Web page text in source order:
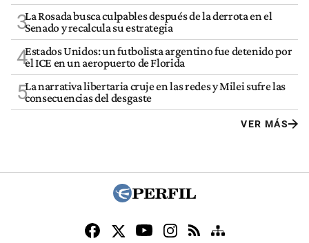
3La Rosada busca culpables después de la derrota en el
Senado y recalcula su estrategia
4Estados Unidos: un futbolista argentino fue detenido por
el ICE en un aeropuerto de Florida
5La narrativa libertaria cruje en las redes y Milei sufre las
consecuencias del desgaste
VER MÁS